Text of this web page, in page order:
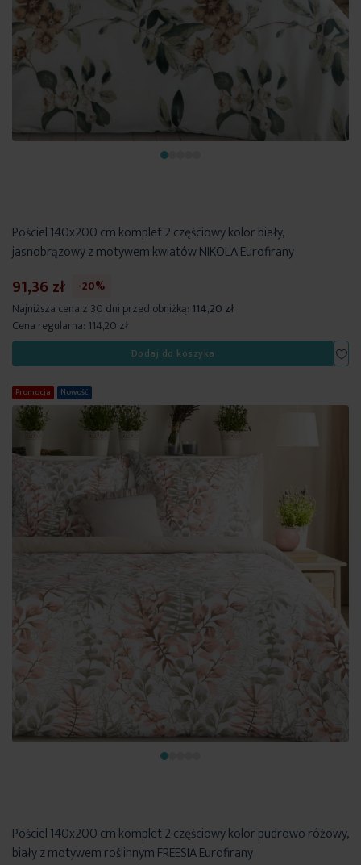
Pościel 140x200 cm komplet 2 częściowy kolor biały,
jasnobrązowy z motywem kwiatów NIKOLA Eurofirany
91,36 zł
-20%
Najniższa cena z 30 dni przed obniżką: 114,20 zł
Cena regularna: 114,20 zł
Dodaj do koszyka
Promocja Nowość
Pościel 140x200 cm komplet 2 częściowy kolor pudrowo różowy,
biały z motywem roślinnym FREESIA Eurofirany